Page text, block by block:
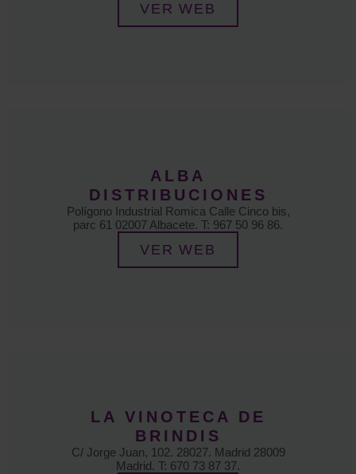
VER WEB
ALBA
DISTRIBUCIONES
Polígono Industrial Romica Calle Cinco bis,
parc 61 02007 Albacete. T: 967 50 96 86.
VER WEB
LA VINOTECA DE
BRINDIS
C/ Jorge Juan, 102. 28027. Madrid 28009
Madrid. T: 670 73 87 37.